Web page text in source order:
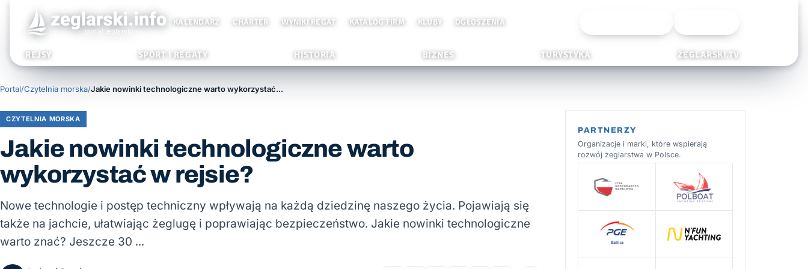
KALENDARZ CHARTER WYNIKI REGAT KATALOG FIRM KLUBY OGŁOSZENIA
REJSY SPORT I REGATY HISTORIA BIZNES TURYSTYKA ŻEGLARSKI.TV
Portal/Czytelnia morska/ Jakie nowinki technologiczne warto wykorzystać w rejsie?
CZYTELNIA MORSKA
Jakie nowinki technologiczne warto
wykorzystać w rejsie?
Nowe technologie i postęp techniczny wpływają na każdą dziedzinę naszego życia. Pojawiają się
także na jachcie, ułatwiając żeglugę i poprawiając bezpieczeństwo. Jakie nowinki technologiczne
warto znać? Jeszcze 30 …
PARTNERZY
Organizacje i marki, które wspierają
rozwój żeglarstwa w Polsce.